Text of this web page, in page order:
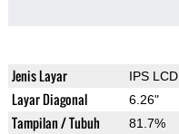
Jenis Layar IPS LCD
Layar Diagonal 6.26"
Tampilan / Tubuh 81.7%